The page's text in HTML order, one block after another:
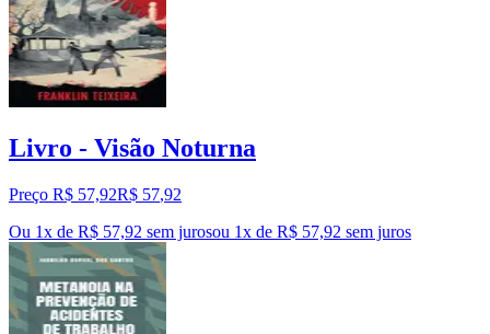
Livro - Visão Noturna
Preço R$ 57,92R$ 57,92
Ou 1x de R$ 57,92 sem jurosou 1x de R$ 57,92 sem juros